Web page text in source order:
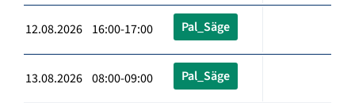
12.08.2026 16:00-17:00 Pal_Säge
13.08.2026 08:00-09:00 Pal_Säge